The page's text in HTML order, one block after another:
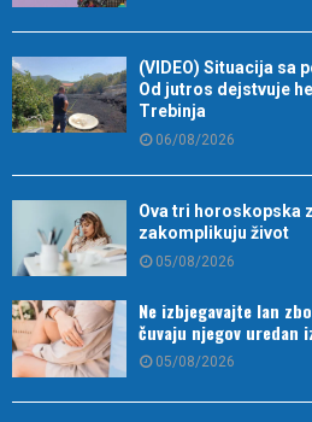
(VIDEO) Situacija sa
Od jutros dejstvuje
Trebinja
06/08/2026
Ova tri horoskopska
zakomplikuju život
05/08/2026
Ne izbjegavajte lan
čuvaju njegov uredan
05/08/2026